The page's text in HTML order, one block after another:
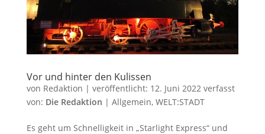
Vor und hinter den Kulissen
von Redaktion | veröffentlicht: 12. Juni 2022verfasst
von: Die Redaktion | Allgemein, WELT:STADT
Es geht um Schnelligkeit in „Starlight Express“ und